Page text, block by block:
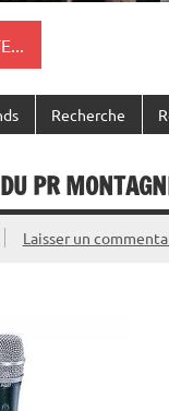
Recherche
PR
Laisser un